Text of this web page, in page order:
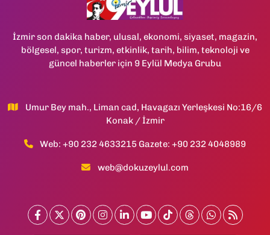
İzmir son dakika haber, ulusal, ekonomi, siyaset, magazin,
bölgesel, spor, turizm, etkinlik, tarih, bilim, teknoloji ve
güncel haberler için 9 Eylül Medya Grubu
Umur Bey mah., Liman cad, Havagazı Yerleşkesi No:16/6
Konak / İzmir
Web: +90 232 4633215 Gazete: +90 232 4048989
web@dokuzeylul.com